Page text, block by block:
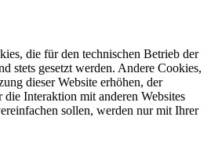
die für den technischen Betrieb der
stets gesetzt werden. Andere Cookies,
dieser Website erhöhen, der
Interaktion mit anderen Websites
sollen, werden nur mit Ihrer